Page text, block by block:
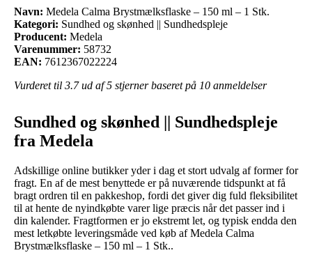
Navn: Medela Calma Brystmælksflaske – 150 ml – 1 Stk.
Kategori: Sundhed og skønhed || Sundhedspleje
Producent: Medela
Varenummer: 58732
EAN: 7612367022224
Vurderet til 3.7ud af 5 stjerner baseret på 10 anmeldelser
Sundhed og skønhed || Sundhedspleje
fra Medela
Adskillige online butikker yder i dag et stort udvalg af former for
fragt. En af de mest benyttede er på nuværende tidspunkt at få
bragt ordren til en pakkeshop, fordi det giver dig fuld fleksibilitet
til at hente de nyindkøbte varer lige præcis når det passer ind i
din kalender. Fragtformen er jo ekstremt let, og typisk endda den
mest letkøbte leveringsmåde ved køb af Medela Calma
Brystmælksflaske – 150 ml – 1 Stk..